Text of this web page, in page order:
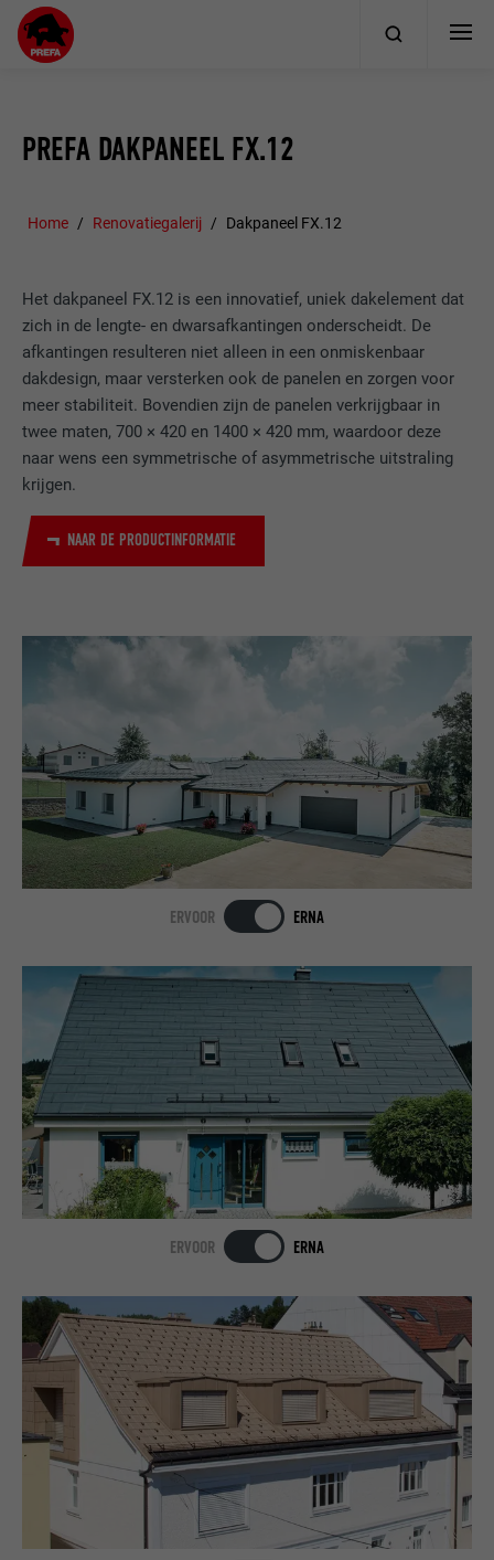
PREFA DAKPANEEL FX.12
Home Renovatiegalerij Dakpaneel FX.12
Het dakpaneel FX.12 is een innovatief, uniek dakelement dat
zich in de lengte- en dwarsafkantingen onderscheidt. De
afkantingen resulteren niet alleen in een onmiskenbaar
dakdesign, maar versterken ook de panelen en zorgen voor
meer stabiliteit. Bovendien zijn de panelen verkrijgbaar in
twee maten, 700 × 420 en 1400 × 420 mm, waardoor deze
naar wens een symmetrische of asymmetrische uitstraling
krijgen.
NAAR DE PRODUCTINFORMATIE
ERVOOR ERNA
ERVOOR ERNA